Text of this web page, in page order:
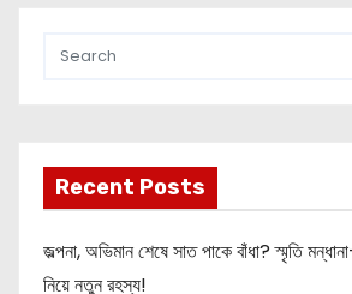
Recent Posts
জল্পনা, অভিমান শেষে সাত পাকে বাঁধা? স্মৃতি
নিয়ে নতুন রহস্য!